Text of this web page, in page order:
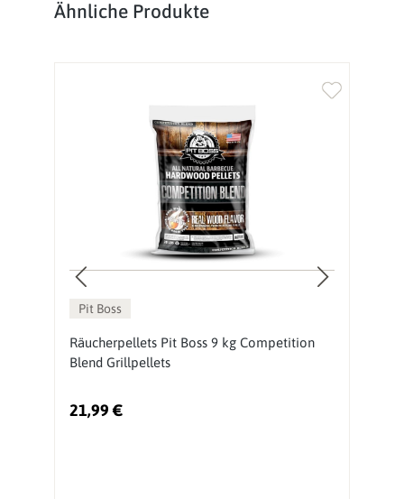
Produktgalerie überspringen
Ähnliche Produkte
Pit Boss
Räucherpellets Pit Boss 9 kg Competition
Blend Grillpellets
21,99 €